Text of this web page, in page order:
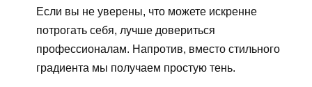
Если вы не уверены, что можете искренне
потрогать себя, лучше довериться
профессионалам. Напротив, вместо стильного
градиента мы получаем простую тень.